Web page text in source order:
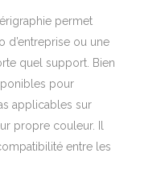
permet
d’entreprise ou une
quel support. Bien
pour
applicables sur
propre couleur. Il
entre les